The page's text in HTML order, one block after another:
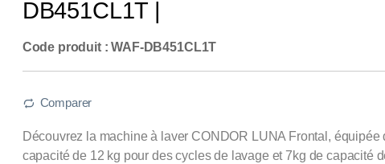
DB451CL1T |
Code produit : WAF-DB451CL1T
Comparer
Découvrez la machine à laver CONDOR LUNA Frontal, équipée
capacité de 12 kg pour des cycles de lavage et 7kg de capacité